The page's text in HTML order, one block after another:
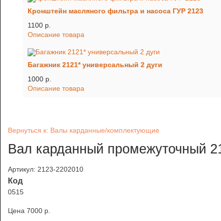
Кронштейн масляного фильтра и насоса ГУР 2123
1100 p.
Описание товара
Багажник 2121* универсальный 2 дуги
1000 p.
Описание товара
Вернуться к: Валы карданные/комплектующие
Вал карданный промежуточный
Артикул: 2123-2202010
Код
0515
Цена 7000 p.